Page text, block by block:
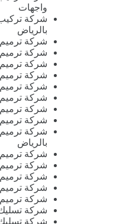
واجهات
شركة تركيب
بالرياض
شركة
شركة ترميم
شركة
شركة ترميم
شركة ترميم
شركة
شركة
شركة ترميم
شركة
بالرياض
شركة
شركة
شركة
شركة ترميم
شركة ترميم
شركة
شركة